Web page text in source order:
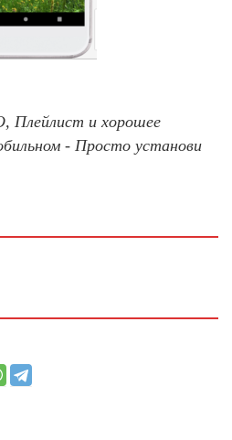
Плейлист и хорошее
- Просто установи